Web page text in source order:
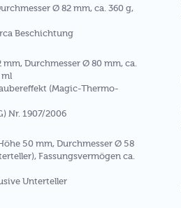
Ø 82 mm, ca. 360 g,
Beschichtung
Durchmesser Ø 80 mm, ca.
ml
(Magic-Thermo-
Nr. 1907/2006
50 mm, Durchmesser Ø 58
Fassungsvermögen ca.
Unterteller